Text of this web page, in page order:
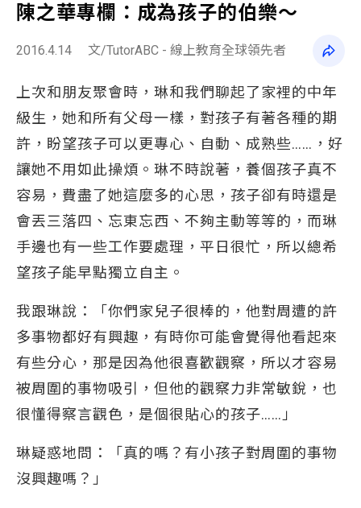
陳之華專欄：成為孩子的伯樂～
2016.4.14 文/TutorABC - 線上教育全球領先者
上次和朋友聚會時，琳和我們聊起了家裡的中年
級生，她和所有父母一樣，對孩子有著各種的期
許，盼望孩子可以更專心、自動、成熟些……，好
讓她不用如此操煩。琳不時說著，養個孩子真不
容易，費盡了她這麼多的心思，孩子卻有時還是
會丟三落四、忘東忘西、不夠主動等等的，而琳
手邊也有一些工作要處理，平日很忙，所以總希
望孩子能早點獨立自主。
我跟琳說：「你們家兒子很棒的，他對周遭的許
多事物都好有興趣，有時你可能會覺得他看起來
有些分心，那是因為他很喜歡觀察，所以才容易
被周圍的事物吸引，但他的觀察力非常敏銳，也
很懂得察言觀色，是個很貼心的孩子……」
琳疑惑地問：「真的嗎？有小孩子對周圍的事物
沒興趣嗎？」